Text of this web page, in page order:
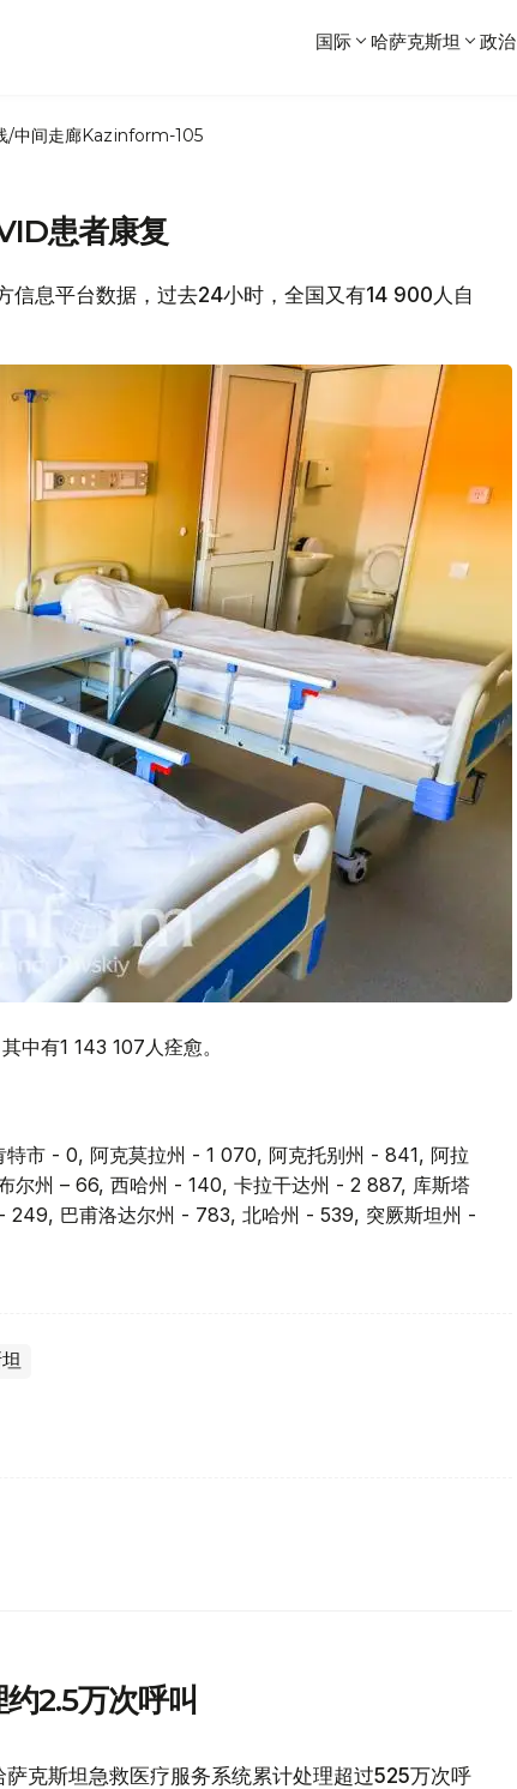
国际 哈萨克斯坦 政治
/中间走廊Kazinform-105
患者康复
息平台数据，过去24小时，全国又有14 900人自
中有1 143 107人痊愈。
市 - 0, 阿克莫拉州 - 1 070, 阿克托别州 - 841, 阿拉
尔州 – 66, 西哈州 - 140, 卡拉干达州 - 2 887, 库斯塔
巴甫洛达尔州 - 783, 北哈州 - 539, 突厥斯坦州 -
2.5万次呼叫
克斯坦急救医疗服务系统累计处理超过525万次呼